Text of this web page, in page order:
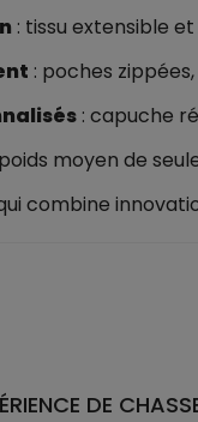
: tissu extensible
: poches
: capuche
moyen de
combine
DE